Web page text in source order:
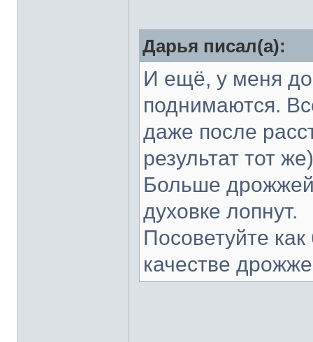
Дарья писал(а):
И ещё, у меня
поднимаются.
даже после
результат тот
Больше
духовке лопнут.
Посоветуйте
качестве